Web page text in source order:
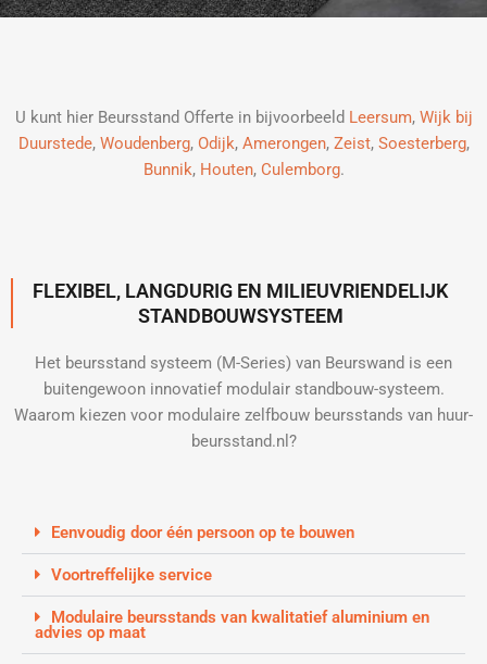
U kunt hier Beursstand Offerte in bijvoorbeeld Leersum, Wijk bij
Duurstede, Woudenberg, Odijk, Amerongen, Zeist, Soesterberg,
Bunnik, Houten, Culemborg.
FLEXIBEL, LANGDURIG EN MILIEUVRIENDELIJK
STANDBOUWSYSTEEM
Het beursstand systeem (M-Series) van Beurswand is een
buitengewoon innovatief modulair standbouw-systeem.
Waarom kiezen voor modulaire zelfbouw beursstands van huur-
beursstand.nl?
Eenvoudig door één persoon op te bouwen
Voortreffelijke service
Modulaire beursstands van kwalitatief aluminium en
advies op maat